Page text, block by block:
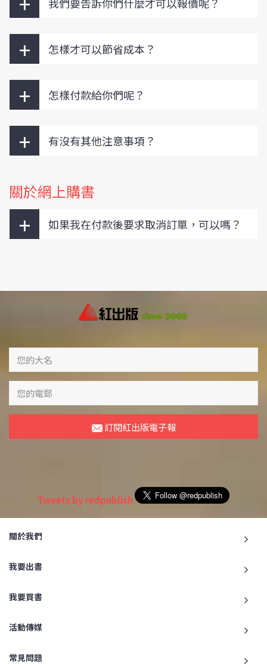
我們要告訴你們什麼才可以報價呢？
+ 怎樣才可以節省成本？
+ 怎樣付款給你們呢？
+ 有沒有其他注意事項？
關於網上購書
+ 如果我在付款後要求取消訂單，可以嗎？
訂閱紅出版電子報
Tweets by redpublish
關於我們
我要出書
我要買書
活動傳媒
常見問題